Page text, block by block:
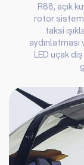
R88, açık
rotor
taksi
aydınlatması
LED uçak